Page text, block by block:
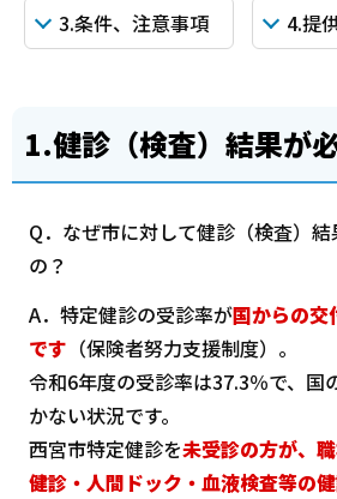
3.条件、注意事項 4.提
1.健診（検査）結果が
Q．なぜ市に対して健診（検査）
の？
A．特定健診の受診率が国からの交
です （保険者努力支援制度）。
令和6年度の受診率は37.3％で、国
かない状況です。
西宮市特定健診を未受診の方が、
健診・人間ドック・血液検査等の